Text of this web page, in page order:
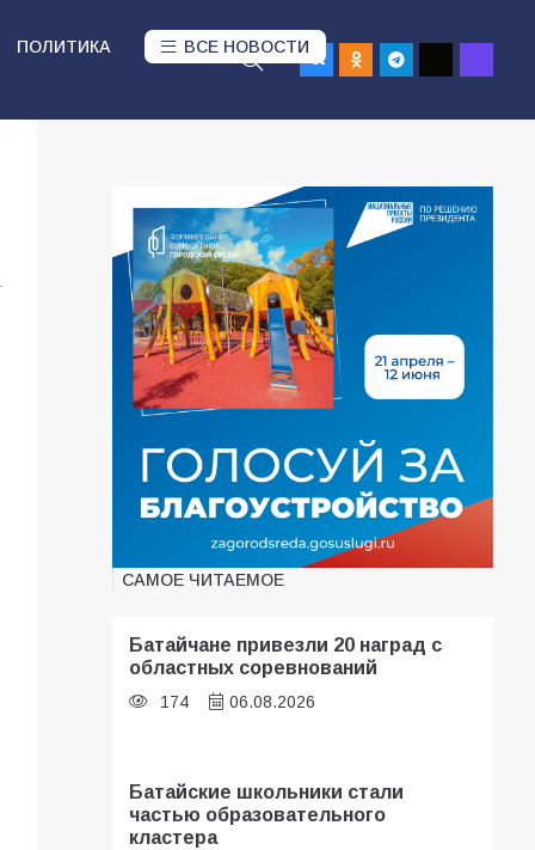
ПОЛИТИКА ВСЕ НОВОСТИ
САМОЕ ЧИТАЕМОЕ
Батайчане привезли 20 наград с
областных соревнований
174 06.08.2026
Батайские школьники стали
частью образовательного
кластера